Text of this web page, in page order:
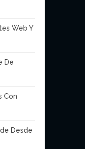
Web Y
De
Con
Desde